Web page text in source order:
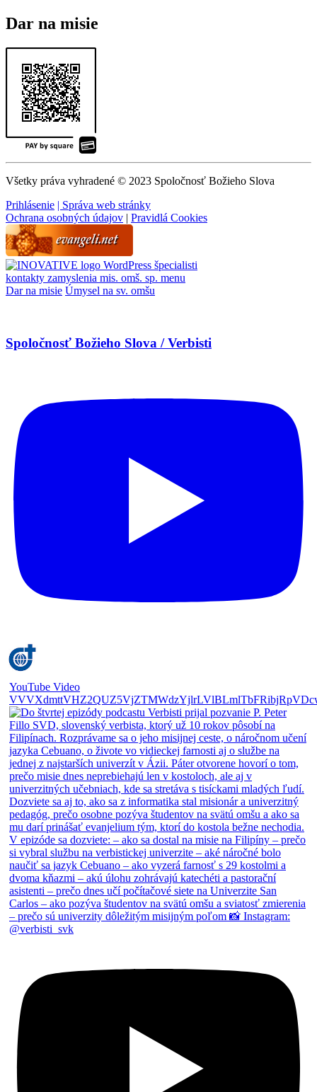
Dar na misie
Všetky práva vyhradené © 2023 Spoločnosť Božieho Slova
Prihlásenie | Správa web stránky
Ochrana osobných údajov | Pravidlá Cookies
WordPress špecialisti
kontakty zamyslenia mis. omš. sp. menu
Dar na misie Úmysel na sv. omšu
Spoločnosť Božieho Slova / Verbisti
YouTube Video